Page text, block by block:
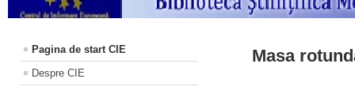
Pagina de start CIE
Despre CIE
Masa